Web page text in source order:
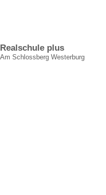
Realschule plus
Am Schlossberg Westerburg